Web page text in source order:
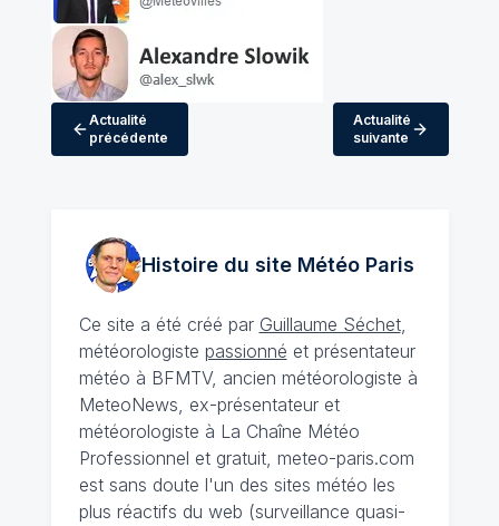
Actualité
précédente
Actualité
suivante
Histoire du site MétéoParis
Ce site a été créé par Guillaume Séchet,
météorologiste passionné et présentateur
météo à BFMTV, ancien météorologiste à
MeteoNews, ex-présentateur et
météorologiste à La Chaîne Météo
Professionnel et gratuit, meteo-paris.com
est sans doute l'un des sites météo les
plus réactifs du web (surveillance quasi-